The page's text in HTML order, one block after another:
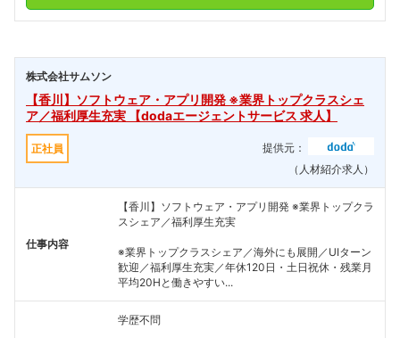
こちらの企業もフォローしませんか？
株式会社サムソン
【香川】ソフトウェア・アプリ開発 ※業界トップクラスシェ
ア／福利厚生充実 【dodaエージェントサービス 求人】
正社員
提供元：
（人材紹介求人）
仕事内容
【香川】ソフトウェア・アプリ開発 ※業界トップクラ
スシェア／福利厚生充実
※業界トップクラスシェア／海外にも展開／UIターン
歓迎／福利厚生充実／年休120日・土日祝休・残業月
平均20Hと働きやすい...
学歴不問